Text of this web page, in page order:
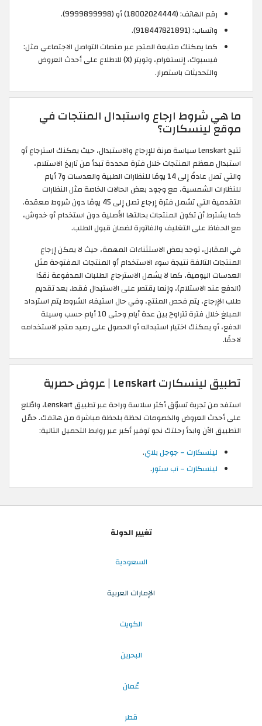
رقم الهاتف: (18002024444) أو (9999899998).
واتساب: (918447821891).
كما يمكنك متابعة المتجر عبر منصات التواصل الاجتماعي مثل:
فيسبوك، إنستغرام، وتويتر (X) للاطلاع على أحدث العروض
والتحديثات باستمرار.
ما هي شروط ارجاع واستبدال المنتجات في
موقع لينسكارت؟
تتيح Lenskart سياسة مرنة للإرجاع والاستبدال، حيث يمكنك استرجاع أو
استبدال معظم المنتجات خلال فترة محددة تبدأ من تاريخ الاستلام،
والتي تصل عادةً إلى 14 يومًا للنظارات الطبية والعدسات و7 أيام
للنظارات الشمسية، مع وجود بعض الحالات الخاصة مثل النظارات
التقدمية التي تشمل فترة إرجاع تصل إلى 45 يومًا دون شروط معقدة.
كما يشترط أن تكون المنتجات بحالتها الأصلية دون استخدام أو خدوش،
مع الحفاظ على التغليف والفاتورة لضمان قبول الطلب.
في المقابل، توجد بعض الاستثناءات المهمة، حيث لا يمكن إرجاع
المنتجات التالفة نتيجة سوء الاستخدام أو المنتجات المفتوحة مثل
العدسات اليومية، كما لا يشمل الاسترجاع الطلبات المدفوعة نقدًا
(الدفع عند الاستلام)، وإنما يقتصر على الاستبدال فقط. بعد تقديم
طلب الإرجاع، يتم فحص المنتج، وفي حال استيفاء الشروط يتم استرداد
المبلغ خلال فترة تتراوح بين عدة أيام وحتى 10 أيام حسب وسيلة
الدفع، أو يمكنك اختيار استبداله أو الحصول على رصيد متجر لاستخدامه
لاحقًا.
تطبيق لينسكارت Lenskart | عروض حصرية
استفد من تجربة تسوّق أكثر سلاسة وراحة عبر تطبيق Lenskart، واطّلع
على أحدث العروض والخصومات لحظة بلحظة مباشرة من هاتفك. حمّل
التطبيق الآن وابدأ رحلتك نحو توفير أكبر عبر روابط التحميل التالية:
لينسكارت – جوجل بلاي.
لينسكارت – آب ستور.
تغيير الدولة
السعودية
الإمارات العربية
الكويت
البحرين
عُمان
قطر